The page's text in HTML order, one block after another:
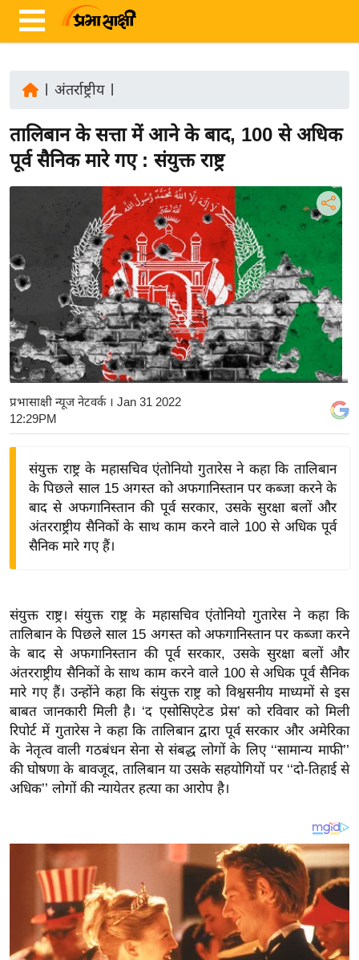
ज़ा
ख
ब
य
अं
र्रा
ष्ट्री
य
बि
ज़
द्यो
वि
शे
ष
ज्ञ
रा
य
ब
ज
ट
P
अंतर्राष्ट्रीय|
तालिबान के सत्ता में आने के बाद, 100 से अधिक
पूर्व सैनिक मारे गए : संयुक्त राष्ट्र
प्रभासाक्षी न्यूज नेटवर्क। Jan 31 2022
12:29PM
संयुक्त राष्ट्र के महासचिव एंतोनियो गुतारेस ने कहा कि तालिबान
के पिछले साल 15 अगस्त को अफगानिस्तान पर कब्जा करने के
बाद से अफगानिस्तान की पूर्व सरकार, उसके सुरक्षा बलों और
अंतरराष्ट्रीय सैनिकों के साथ काम करने वाले 100 से अधिक पूर्व
सैनिक मारे गए हैं।
संयुक्त राष्ट्र। संयुक्त राष्ट्र के महासचिव एंतोनियो गुतारेस ने कहा कि
तालिबान के पिछले साल 15 अगस्त को अफगानिस्तान पर कब्जा करने
के बाद से अफगानिस्तान की पूर्व सरकार, उसके सुरक्षा बलों और
अंतरराष्ट्रीय सैनिकों के साथ काम करने वाले 100 से अधिक पूर्व सैनिक
मारे गए हैं। उन्होंने कहा कि संयुक्त राष्ट्र को विश्वसनीय माध्यमों से इस
बाबत जानकारी मिली है। ‘द एसोसिएटेड प्रेस’ को रविवार को मिली
रिपोर्ट में गुतारेस ने कहा कि तालिबान द्वारा पूर्व सरकार और अमेरिका
के नेतृत्व वाली गठबंधन सेना से संबद्ध लोगों के लिए ‘‘सामान्य माफी’’
की घोषणा के बावजूद, तालिबान या उसके सहयोगियों पर ‘‘दो-तिहाई से
अधिक’’ लोगों की न्यायेतर हत्या का आरोप है।